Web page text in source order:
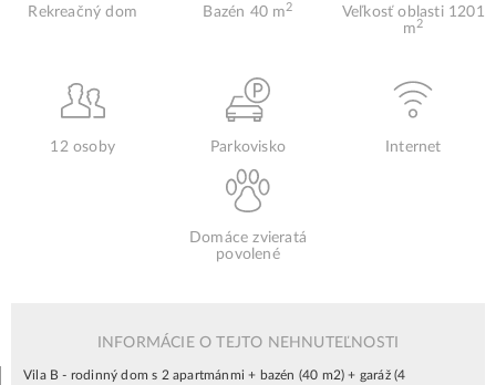
Rekreačný dom Bazén 40 m2
Veľkosť oblasti 1201
m2
12 osoby Parkovisko Internet
Domáce zvieratá
povolené
INFORMÁCIE O TEJTO NEHNUTEĽNOSTI
Vila B - rodinný dom s 2 apartmánmi + bazén (40 m2) + garáž (4